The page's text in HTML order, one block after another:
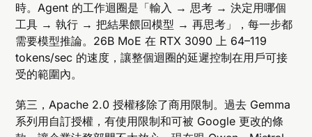
時。Agent 的工作迴圈是「輸入 → 思考 → 決定用哪個
工具 → 執行 → 把結果餵回模型 → 再思考」，每一步都
需要模型推論。26B MoE 在 RTX 3090 上 64–119
tokens/sec 的速度，讓整個迴圈的延遲控制在用戶可接
受的範圍內。
第三，Apache 2.0 授權移除了商用限制。過去 Gemma
系列用自訂授權，有使用限制和可被 Google 更改的條